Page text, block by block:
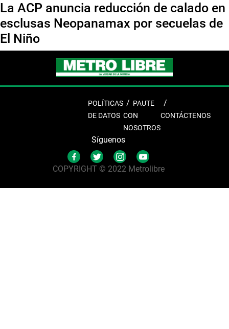
La ACP anuncia reducción de calado en
esclusas Neopanamax por secuelas de
El Niño
POLÍTICAS
DE DATOS
PAUTE
CON
NOSOTROS
CONTÁCTENOS
Síguenos
COPYRIGHT © 2022 Metrolibre